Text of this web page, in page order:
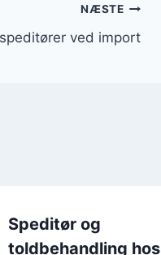
NÆSTE
ved import
Speditør og
toldbehandling hos